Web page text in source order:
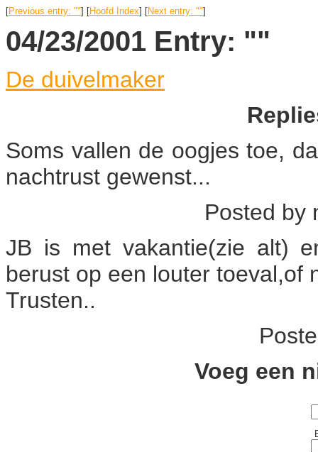
[Previous entry: ""] [Hoofd Index] [Next entry: ""]
04/23/2001 Entry: ""
De duivelmaker
Soms vallen de oogjes toe,
nachtrust gewenst...
Posted by
JB is met vakantie(zie alt)
berust op een louter toeval,of
Trusten..
Voeg een